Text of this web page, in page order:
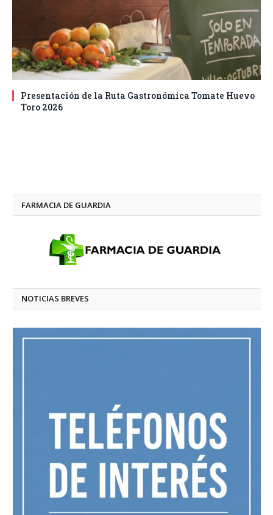
Presentación de la Ruta Gastronómica Tomate Huevo
Toro 2026
FARMACIA DE GUARDIA
NOTICIAS BREVES